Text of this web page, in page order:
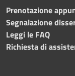
Prenotazione
Segnalazione
Leggi le FAQ
Richiesta di